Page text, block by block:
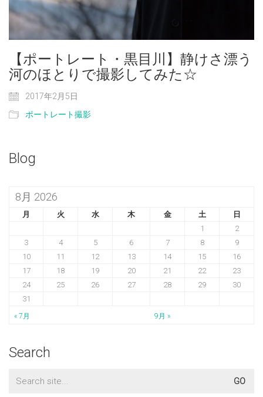
【ポートレート・黒目川】静けさ漂う
河のほとりで撮影してみた☆
2017年2月5日
ポートレート撮影
Blog
8月 2026
月 火 水 木 金 土
日
1
2
3
4 5 6 7 8
9
10
11 12 13 14 15
16
17
18 19 20 21 22
23
24
25 26 27 28 29
30
31
« 7月 9月 »
Search
Search